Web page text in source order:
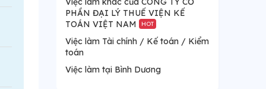
PHẦN ĐẠI LÝ THUẾ VIỆN KẾ
TOÁN VIỆT NAM
HOT
Việc làm Tài chính / Kế toán / Kiểm
toán
Việc làm tại Bình Dương